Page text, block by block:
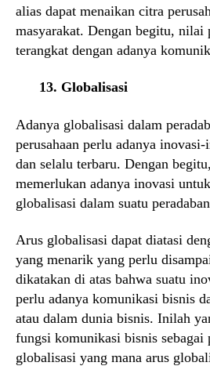
alias dapat menaikan citra
masyarakat. Dengan begitu, nilai
terangkat dengan adanya
13. Globalisasi
Adanya globalisasi dalam
perusahaan perlu adanya
dan selalu terbaru. Dengan
memerlukan adanya inovasi
globalisasi dalam suatu
Arus globalisasi dapat diatasi
yang menarik yang perlu
dikatakan di atas bahwa suatu
perlu adanya komunikasi bisnis
atau dalam dunia bisnis. Inilah
fungsi komunikasi bisnis sebagai
globalisasi yang mana arus